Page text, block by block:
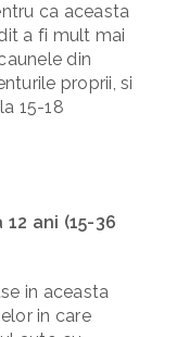
ca aceasta
a fi mult mai
din
proprii, si
15-18
ani (15-36
in aceasta
in care